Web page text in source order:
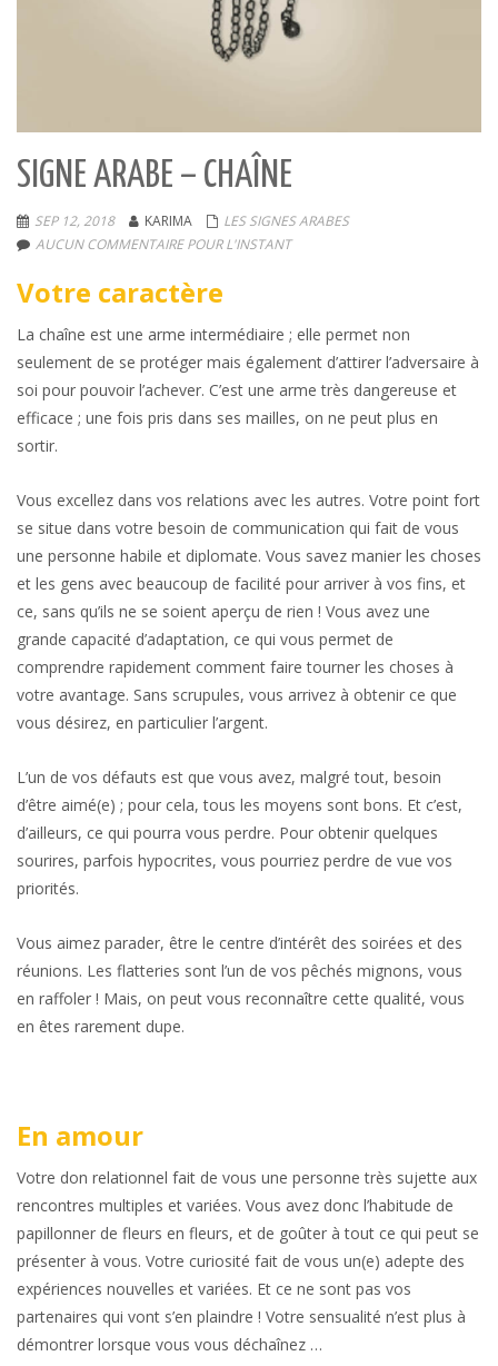
SIGNE ARABE – CHAÎNE
SEP 12, 2018 KARIMA
LES SIGNES ARABES
AUCUN COMMENTAIRE POUR L'INSTANT
Votre caractère
La chaîne est une arme intermédiaire ; elle permet non
seulement de se protéger mais également d’attirer l’adversaire à
soi pour pouvoir l’achever. C’est une arme très dangereuse et
efficace ; une fois pris dans ses mailles, on ne peut plus en
sortir.
Vous excellez dans vos relations avec les autres. Votre point fort
se situe dans votre besoin de communication qui fait de vous
une personne habile et diplomate. Vous savez manier les choses
et les gens avec beaucoup de facilité pour arriver à vos fins, et
ce, sans qu’ils ne se soient aperçu de rien ! Vous avez une
grande capacité d’adaptation, ce qui vous permet de
comprendre rapidement comment faire tourner les choses à
votre avantage. Sans scrupules, vous arrivez à obtenir ce que
vous désirez, en particulier l’argent.
L’un de vos défauts est que vous avez, malgré tout, besoin
d’être aimé(e) ; pour cela, tous les moyens sont bons. Et c’est,
d’ailleurs, ce qui pourra vous perdre. Pour obtenir quelques
sourires, parfois hypocrites, vous pourriez perdre de vue vos
priorités.
Vous aimez parader, être le centre d’intérêt des soirées et des
réunions. Les flatteries sont l’un de vos pêchés mignons, vous
en raffoler ! Mais, on peut vous reconnaître cette qualité, vous
en êtes rarement dupe.
En amour
Votre don relationnel fait de vous une personne très sujette aux
rencontres multiples et variées. Vous avez donc l’habitude de
papillonner de fleurs en fleurs, et de goûter à tout ce qui peut se
présenter à vous. Votre curiosité fait de vous un(e) adepte des
expériences nouvelles et variées. Et ce ne sont pas vos
partenaires qui vont s’en plaindre ! Votre sensualité n’est plus à
démontrer lorsque vous vous déchaînez …